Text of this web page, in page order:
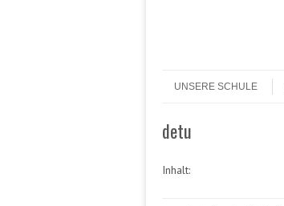
Menü
UNSERE SCHULE
detu
Inhalt: